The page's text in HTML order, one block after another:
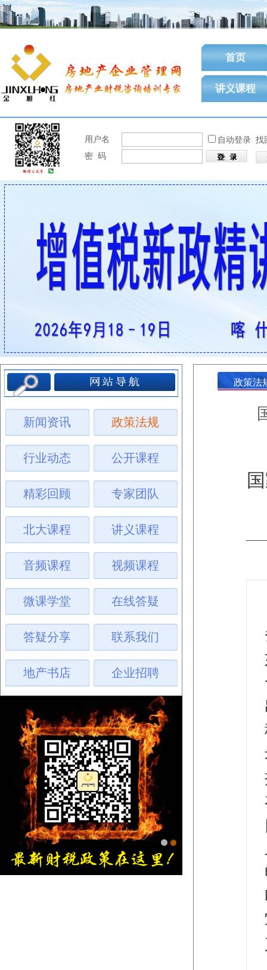
首页
讲义课程
用户名 自动登录 找
密 码
新闻资讯 政策法规
行业动态 公开课程
精彩回顾 专家团队
北大课程 讲义课程
音频课程 视频课程
微课学堂 在线答疑
答疑分享 联系我们
地产书店 企业招聘
政策法